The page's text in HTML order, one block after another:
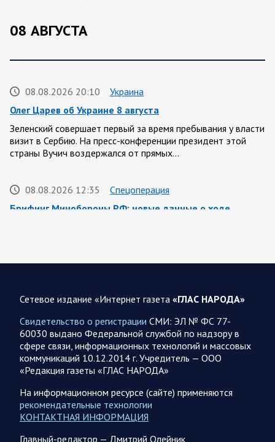
08 АВГУСТА
08.08.2026 20:10
Украина
Олег Царев об Украине 8 августа
Зеленский совершает первый за время пребывания у власти
визит в Сербию. На пресс-конференции президент этой
страны Вучич воздержался от прямых…
08.08.2026 12:35
Спецоперация
Брифинг Минобороны РФ: новые данные о ходе
представители группировок «Север», «Запад», «Центр»,
Сводка военных действий от Минобороны РФ 8
августа. Коротко
Группировка войск «Север» взяла под контроль населенный
пункт Ивановка в Харьковской области. Российские
вооруженные силы за последние сутки поразили…
08.08.2026 10:09
Спецоперация
Сетевое издание «Интернет газета «ГЛАС НАРОДА»
Свидетельство о регистрации СМИ: ЭЛ № ФС 77-
60030 выдано Федеральной службой по надзору в
сфере связи, информационных технологий и массовых
коммуникаций 10.12.2014 г. Учредитель — ООО
«Редакция газеты «ГЛАС НАРОДА»
На информационном ресурсе (сайте) применяются
рекомендательные технологии
КОНТАКТНАЯ ИНФОРМАЦИЯ
Главный-редактор — Дмитрий Олейник